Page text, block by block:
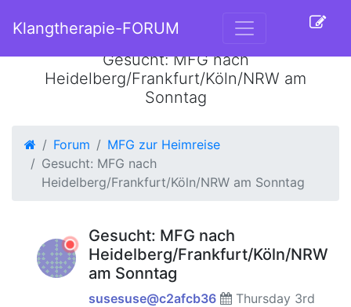
Klangtherapie-FORUM
Gesucht: MFG nach
Heidelberg/Frankfurt/Köln/NRW am
Sonntag
Forum
MFG zur Heimreise
Gesucht: MFG nach
Heidelberg/Frankfurt/Köln/NRW am Sonntag
Gesucht: MFG nach
Heidelberg/Frankfurt/Köln/NRW
am Sonntag
susesuse@c2afcb36
Thursday 3rd